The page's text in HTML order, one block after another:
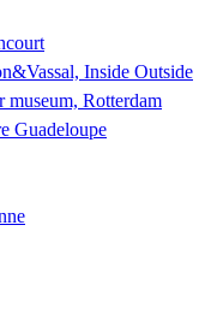
Inside Outside
Rotterdam
Guadeloupe